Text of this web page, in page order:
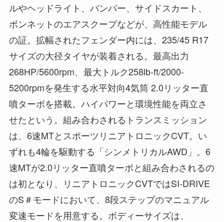
ルやヘッドライト、バンパー、サイドスカート、
ボンネットのエアスクープなどが、高性能モデル
の証。拡幅されたフェンダー内には、235/45 R17
サイズの大径タイヤが装着される。最高出力
268HP/5600rpm、最大トルク258lb-ft/2000-
5200rpmを発生する水平対向4気筒 2.0リッター直
噴ターボを搭載。ハイパワーと環境性能を両立さ
せたという。組み合わされるトランスミッション
は、6速MTとスポーツリニアトロニックCVT。い
ずれも4輪を駆動する「シンメトリカルAWD」。6
速MTが2.0リッター直噴ターボと組み合わされるの
は初となり、リニアトロニックCVTではSI-DRIVE
のS＃モードにおいて、8段ステップのマニュアル
変速モードを用意する。ボディーサイズは、